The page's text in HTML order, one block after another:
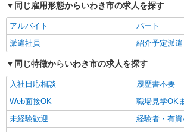
でゆったりお仕事♪
時給1350円〜2062円 ＜
通費全支給(ガソリン代含む)＞
いわき市 ≪最寄駅≫いわ
同じ雇用形態からいわき市の求人を探す
アルバイト
パート
派遣社員
紹介予定派遣
同じ特徴からいわき市の求人を探す
入社日応相談
履歴書不要
Web面接OK
職場見学OK
未経験歓迎
経験者・有